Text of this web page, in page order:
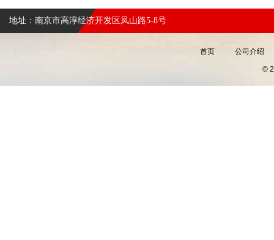
地址：南京市高淳经济开发区凤山路5-8号
首页 公司介绍
©